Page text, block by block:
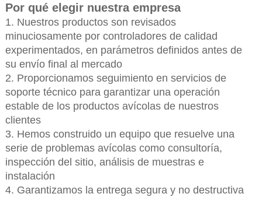
Por qué elegir nuestra empresa
1. Nuestros productos son revisados
minuciosamente por controladores de calidad
experimentados, en parámetros definidos antes de
su envío final al mercado
2. Proporcionamos seguimiento en servicios de
soporte técnico para garantizar una operación
estable de los productos avícolas de nuestros
clientes
3. Hemos construido un equipo que resuelve una
serie de problemas avícolas como consultoría,
inspección del sitio, análisis de muestras e
instalación
4. Garantizamos la entrega segura y no destructiva